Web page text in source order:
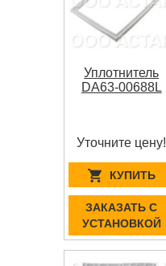
Уплотнитель
DA63-00688L
Уточните цену!
КУПИТЬ
ЗАКАЗАТЬ С
УСТАНОВКОЙ